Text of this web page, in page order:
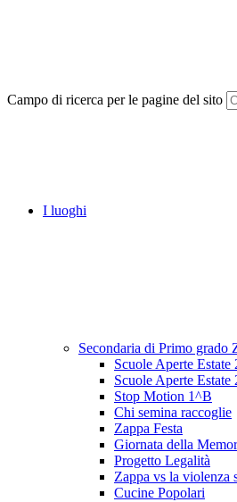
Campo di ricerca per le pagine del sito
I luoghi
Secondaria di Primo grado
Scuole Aperte Estate
Scuole Aperte Estate
Stop Motion 1^B
Chi semina raccoglie
Zappa Festa
Giornata della
Progetto Legalità
Zappa vs la violenza
Cucine Popolari